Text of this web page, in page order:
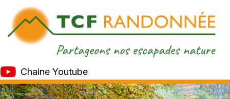
Chaine Youtube